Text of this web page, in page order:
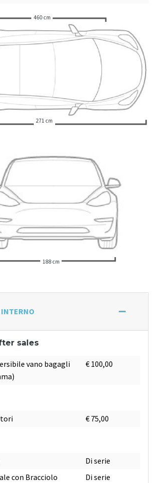
460 cm
271 cm
188 cm
INTERNO
sales
vano bagagli
€ 100,00
€ 75,00
Di serie
con Bracciolo
Di serie